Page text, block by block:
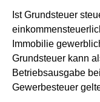
Ist Grundsteuer
Immobilie
Grundsteuer kann
Betriebsausgabe
Gewerbesteuer